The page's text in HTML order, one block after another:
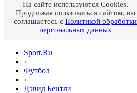
На сайте используются Cookies.
Продолжая пользоваться сайтом, вы
соглашаетесь с Политикой обработки
персональных данных
Sport.Ru
›
Футбол
›
Дэвид Бентли